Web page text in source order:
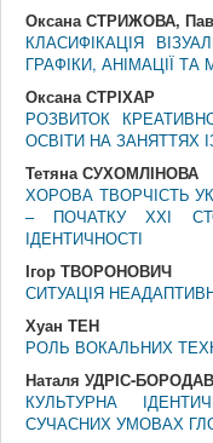
Оксана СТРИЖОВА,
КЛАСИФІКАЦІЯ
ГРАФІКИ, АНІМАЦІЇ
Оксана СТРІХАР
РОЗВИТОК
ОСВІТИ НА ЗАНЯТТЯХ
Тетяна СУХОМЛІНОВА
ХОРОВА ТВОРЧІСТЬ
– ПОЧАТКУ ХХІ
ІДЕНТИЧНОСТІ
Ігор ТВОРОНОВИЧ
СИТУАЦІЯ
Хуан ТЕН
РОЛЬ ВОКАЛЬНИХ
Наталя УДРІС-
КУЛЬТУРНА
СУЧАСНИХ УМОВАХ